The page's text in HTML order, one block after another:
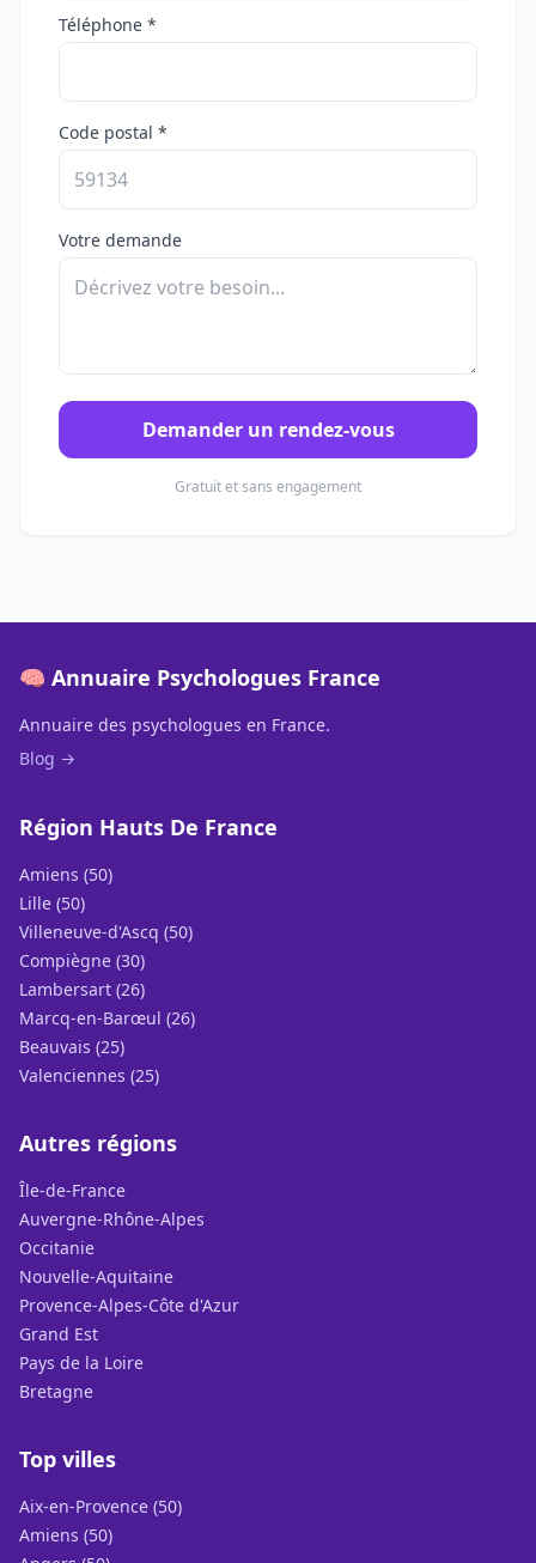
Téléphone *
Code postal *
Votre demande
Demander un rendez-vous
Gratuit et sans engagement
🧠 Annuaire Psychologues France
Annuaire des psychologues en France.
Blog →
Région Hauts De France
Amiens (50)
Lille (50)
Villeneuve-d'Ascq (50)
Compiègne (30)
Lambersart (26)
Marcq-en-Barœul (26)
Beauvais (25)
Valenciennes (25)
Autres régions
Île-de-France
Auvergne-Rhône-Alpes
Occitanie
Nouvelle-Aquitaine
Provence-Alpes-Côte d'Azur
Grand Est
Pays de la Loire
Bretagne
Top villes
Aix-en-Provence (50)
Amiens (50)